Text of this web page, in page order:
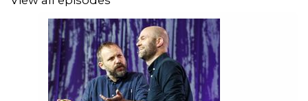
kulturnæringen og vi har det akkurat så hyggelig som vi
burde på en jubileumsepisode.